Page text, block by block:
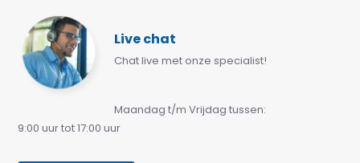
Live chat
Chat live met onze specialist!
Maandag t/m Vrijdag tussen:
9:00 uur tot 17:00 uur